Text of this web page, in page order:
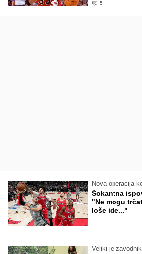
5
Nova operacija
Šokantna
"Ne mogu
loše ide..."
Veliki je zavodnik